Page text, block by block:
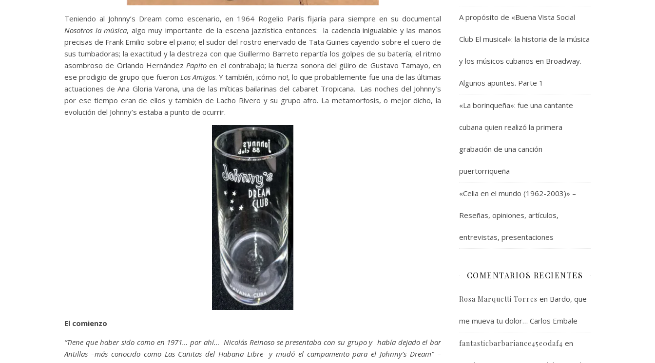
Teniendo al Johnny’s Dream como escenario, en 1964 Rogelio París fijaría para siempre en su documental
Nosotros la música, algo muy importante de la escena jazzística entonces: la cadencia inigualable y las manos
precisas de Frank Emilio sobre el piano; el sudor del rostro enervado de Tata Guines cayendo sobre el cuero de
sus tumbadoras; la exactitud y la destreza con que Guillermo Barreto repartía los golpes de su batería; el ritmo
asombroso de Orlando Hernández Papito en el contrabajo; la fuerza sonora del güiro de Gustavo Tamayo, en
ese prodigio de grupo que fueron Los Amigos. Y también, ¡cómo no!, lo que probablemente fue una de las últimas
actuaciones de Ana Gloria Varona, una de las míticas bailarinas del cabaret Tropicana. Las noches del Johnny’s
por ese tiempo eran de ellos y también de Lacho Rivero y su grupo afro. La metamorfosis, o mejor dicho, la
evolución del Johnny’s estaba a punto de ocurrir.
El comienzo
“Tiene que haber sido como en 1971… por ahí… Nicolás Reinoso se presentaba con su grupo y había dejado el bar
Antillas –más conocido como Las Cañitas del Habana Libre- y mudó el campamento para el Johnny’s Dream”–
A propósito de «Buena Vista Social
Club El musical»: la historia de la música
y los músicos cubanos en Broadway.
Algunos apuntes. Parte 1
«La borinqueña»: fue una cantante
cubana quien realizó la primera
grabación de una canción
puertorriqueña
«Celia en el mundo (1962-2003)» –
Reseñas, opiniones, artículos,
entrevistas, presentaciones
COMENTARIOS RECIENTES
Rosa Marquetti Torres en Bardo, que
me mueva tu dolor… Carlos Embale
fantasticbarbariance45e0daf4 en